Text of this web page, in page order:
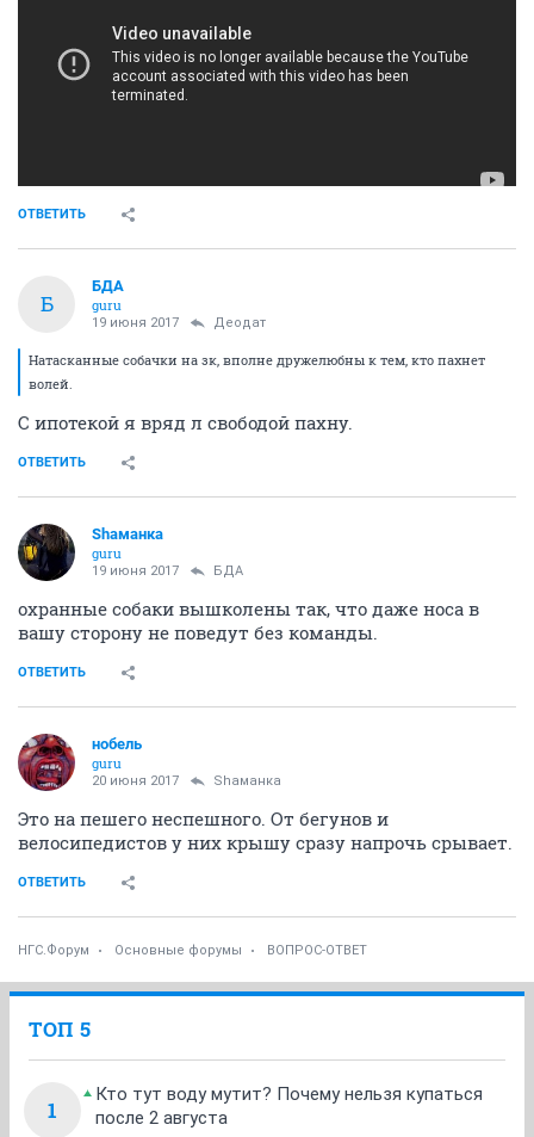
ОТВЕТИТЬ
Б
БДА
guru
19 июня 2017 Деодат
Натасканные собачки на зк, вполне дружелюбны к тем, кто пахнет
волей.
С ипотекой я вряд л свободой пахну.
ОТВЕТИТЬ
Shаманка
guru
19 июня 2017 БДА
охранные собаки вышколены так, что даже носа в
вашу сторону не поведут без команды.
ОТВЕТИТЬ
нобель
guru
20 июня 2017 Shаманка
Это на пешего неспешного. От бегунов и
велосипедистов у них крышу сразу напрочь срывает.
ОТВЕТИТЬ
НГС.Форум Основные форумы ВОПРОС-ОТВЕТ
ТОП 5
1
Кто тут воду мутит? Почему нельзя купаться
после 2 августа